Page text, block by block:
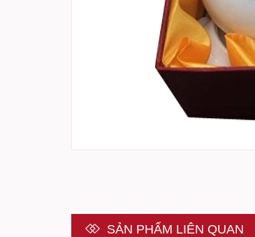
SẢN PHẨM LIÊN QUAN